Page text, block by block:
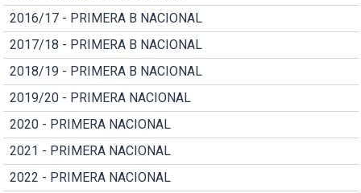
2016/17 - PRIMERA B NACIONAL
2017/18 - PRIMERA B NACIONAL
2018/19 - PRIMERA B NACIONAL
2019/20 - PRIMERA NACIONAL
2020 - PRIMERA NACIONAL
2021 - PRIMERA NACIONAL
2022 - PRIMERA NACIONAL